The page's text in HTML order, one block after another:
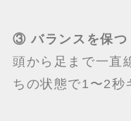
③ バランスを保つ
頭から足まで一直
ちの状態で1〜2秒